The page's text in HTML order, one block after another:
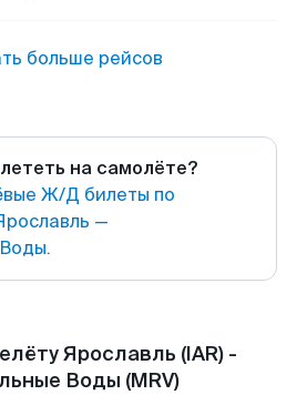
больше рейсов
на самолёте?
Ж/Д билеты по
—
Ярославль (IAR) -
Воды (MRV)